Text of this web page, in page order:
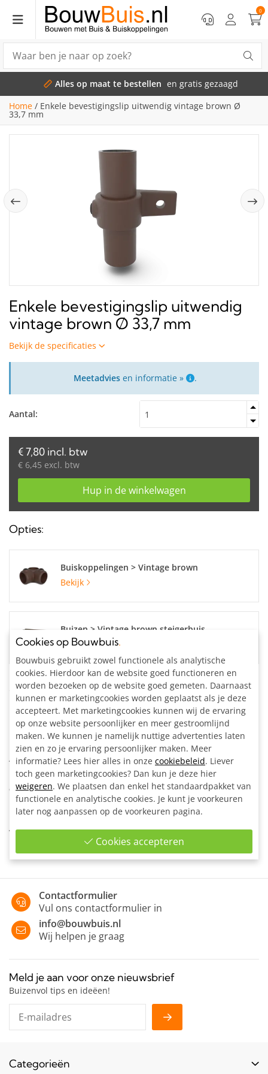
0
Alles op maat te bestellen en gratis gezaagd
Home / Enkele bevestigingslip uitwendig vintage brown Ø
33,7 mm
Enkele bevestigingslip uitwendig
vintage brown Ø 33,7 mm
Bekijk de specificaties
Meetadviesen informatie » .
Aantal:
€ 7,80 incl. btw
€ 6,45 excl. btw
Hup in de winkelwagen
Opties:
Buiskoppelingen > Vintage brown
Bekijk
Buizen > Vintage brown steigerbuis
Bekijk
Specificaties
Buisdiameter:
33.7 mm
Materiaal:
Staal, bruin gecoat
Kleur:
Vintage brown
Artikelnummer:
204120B
Omschrijving
Enkele bevestigingslip uitwendig vintage brown ten behoeve
van wand-montage of bevestiging van panelen en planken
Contactformulier
Vul ons contactformulier in
info@bouwbuis.nl
Wij helpen je graag
Meld je aan voor onze nieuwsbrief
Buizenvol tips en ideëen!
Categorieën
Cookies op Bouwbuis
Bouwbuis gebruikt zowel functionele als analytische
cookies. Hierdoor kan de website goed functioneren en
worden bezoeken op de website goed gemeten. Daarnaast
kunnen er marketingcookies worden geplaatst als je deze
accepteert. Met marketingcookies kunnen wij de ervaring
op onze website persoonlijker en meer gestroomlijnd
maken. We kunnen je namelijk nuttige advertenties laten
zien en zo je ervaring persoonlijker maken. Meer
informatie? Lees hier alles in onze cookiebeleid. Liever
toch geen marketingcookies? Dan kun je deze hier
weigeren. We plaatsen dan enkel het standaardpakket van
functionele en analytische cookies. Je kunt je voorkeuren
later nog aanpassen op de voorkeuren pagina.
Cookies accepteren